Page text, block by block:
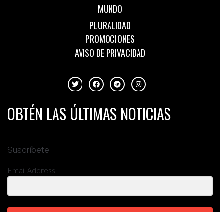
MUNDO
PLURALIDAD
PROMOCIONES
AVISO DE PRIVACIDAD
OBTÉN LAS ÚLTIMAS NOTICIAS
Suscríbete
Email Address